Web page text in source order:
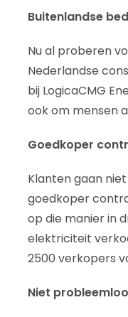
Buitenlandse
Nu al proberen
Nederlandse
bij LogicaCMG
ook om mensen
Goedkoper
Klanten gaan
goedkoper
op die manier in
elektriciteit
2500 verkopers
Niet